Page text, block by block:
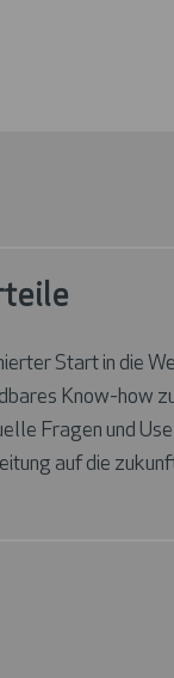
Start in die
Know-how
Fragen und
auf die